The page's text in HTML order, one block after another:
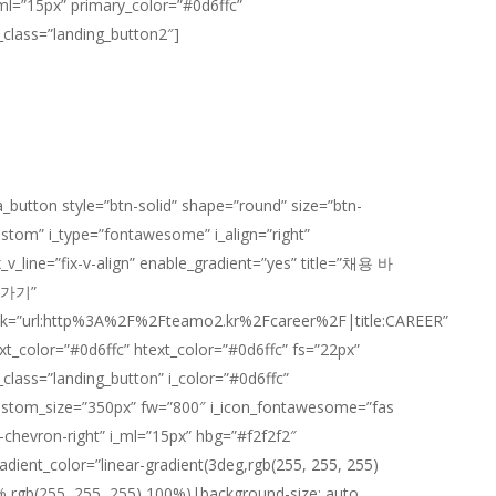
primary_color=”#0d6ffc”
style=”btn-solid” shape=”round” size=”btn-
i_type=”fontawesome” i_align=”right”
v-align” enable_gradient=”yes” title=”채용 바
기”
htext_color=”#0d6ffc” fs=”22px”
i_color=”#0d6ffc”
fw=”800″ i_icon_fontawesome=”fas
right” i_ml=”15px” hbg=”#f2f2f2″
gradient(3deg,rgb(255, 255, 255)